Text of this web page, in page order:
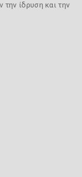
ίδρυση και την